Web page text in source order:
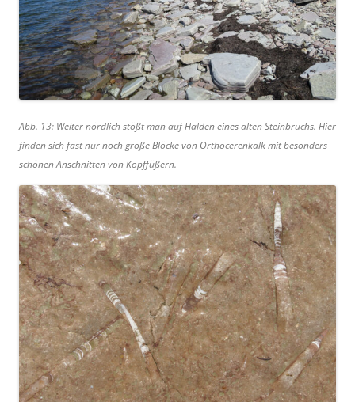
Abb. 13: Weiter nördlich stößt man auf Halden eines alten Steinbruchs. Hier
finden sich fast nur noch große Blöcke von Orthocerenkalk mit besonders
schönen Anschnitten von Kopffüßern.